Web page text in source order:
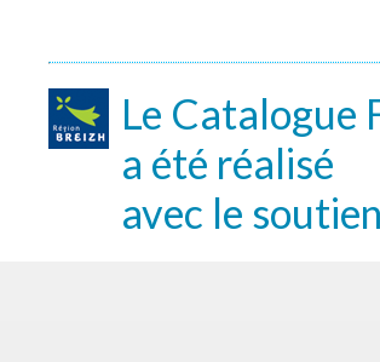
Le Catalogue
a été réalisé
avec le